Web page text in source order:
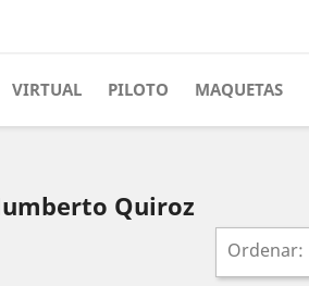
VIRTUAL PILOTO MAQUETAS
Quiroz
Ordenar: